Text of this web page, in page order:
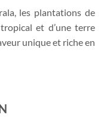
les plantations de
et d’une terre
unique et riche en